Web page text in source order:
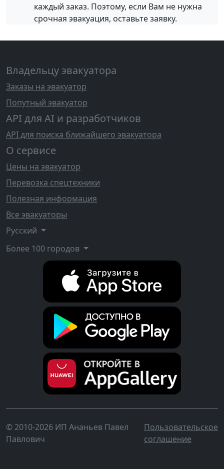
каждый заказ. Поэтому, если Вам не нужна
срочная эвакуация, оставьте заявку.
Владельцу эвакуатора
Заказы на эвакуатор
Попутный эвакуатор
API для AI и разработчиков
API для поиска ближайшего эвакуатора
О сервисе
Цены на эвакуатор
Перевозка спецтехники
Полезная информация
Все эвакуаторы
Русский
Более 100 городов
© 2010-2026 ИП Ананьев Павел
Павлович
Пользовательское
соглашение